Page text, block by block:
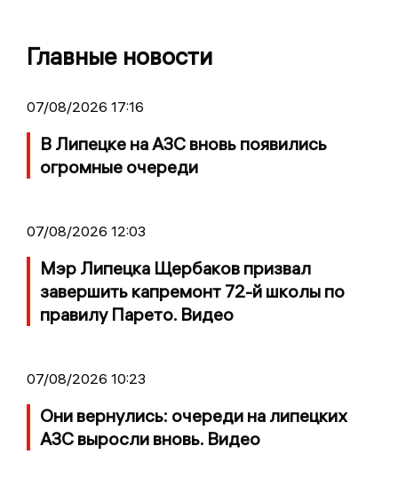
Главные новости
07/08/2026 17:16
В Липецке на АЗС вновь появились
огромные очереди
07/08/2026 12:03
Мэр Липецка Щербаков призвал
завершить капремонт 72-й школы по
правилу Парето. Видео
07/08/2026 10:23
Они вернулись: очереди на липецких
АЗС выросли вновь. Видео